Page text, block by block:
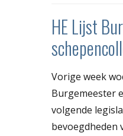
HE Lijst
Vorige week
Burgemeester
volgende
bevoegdheden